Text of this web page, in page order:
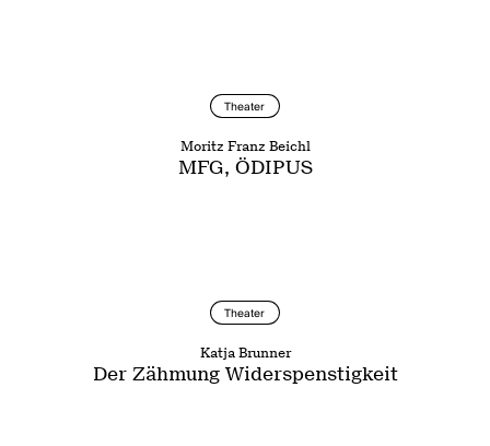
Theater
Moritz Franz Beichl
MFG, ÖDIPUS
Theater
Katja Brunner
Der Zähmung Widerspenstigkeit